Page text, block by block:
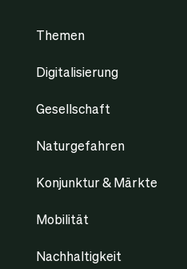
Themen
Digitalisierung
Gesellschaft
Naturgefahren
Konjunktur & Märkte
Mobilität
Nachhaltigkeit